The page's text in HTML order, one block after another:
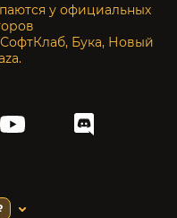
у официальных
Бука, Новый